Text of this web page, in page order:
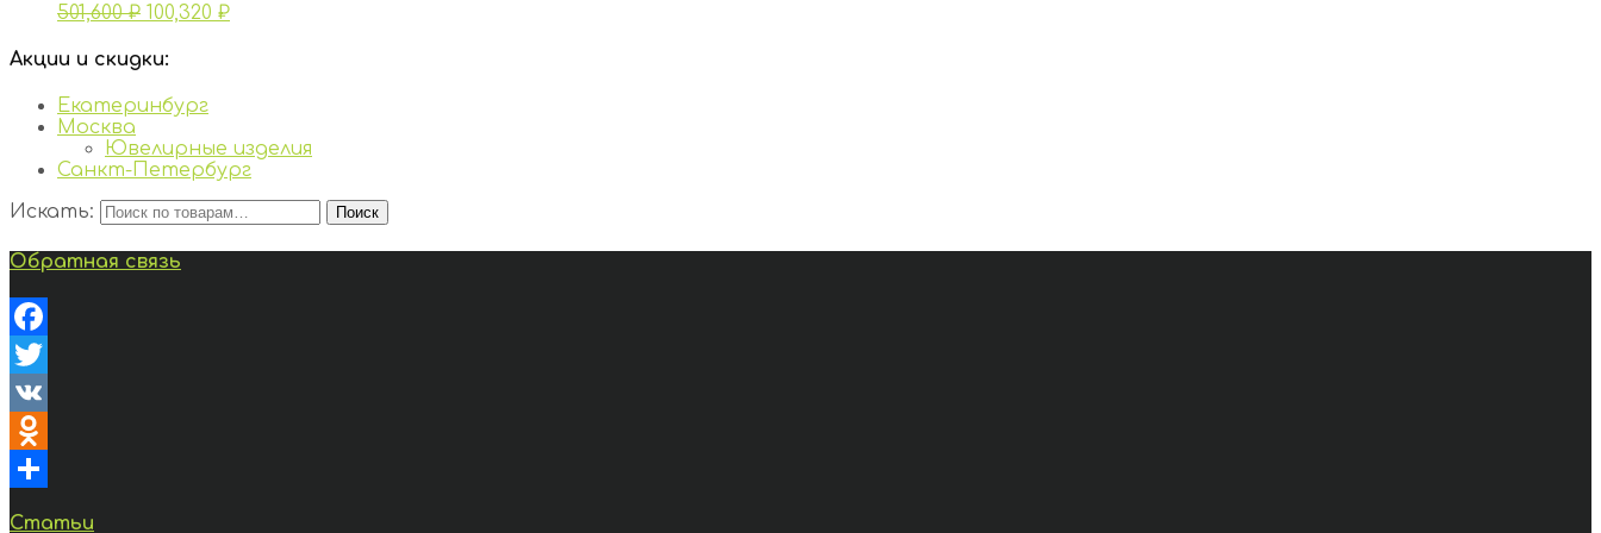
501,600₽ 100,320 ₽
Акции и скидки:
Екатеринбург
Москва
Ювелирные изделия
Санкт-Петербург
Искать:
Поиск
Обратная связь
Facebook
Twitter
VK
Odnoklassniki
Статьи